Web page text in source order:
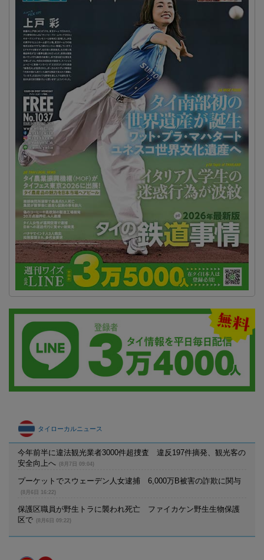
タイローカルニュース
今年前半に違法観光業者3000件超捜査 違反197件摘発、観光客の
安全向上へ
(8月7日 09:04)
プーケットでスウェーデン人女逮捕 6,000万B被害の詐欺に関与
(8月6日 16:22)
保護区職員が野生トラに襲われ死亡 ファイカケン野生生物保護
区で
(8月6日 09:22)